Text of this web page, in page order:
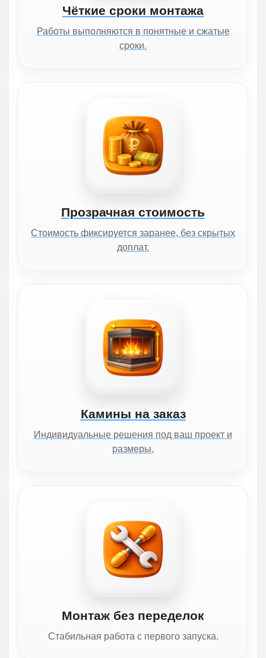
Чёткие сроки монтажа
Работы выполняются в понятные и сжатые
сроки.
Прозрачная стоимость
Стоимость фиксируется заранее, без скрытых
доплат.
Камины на заказ
Индивидуальные решения под ваш проект и
размеры.
Монтаж без переделок
Стабильная работа с первого запуска.